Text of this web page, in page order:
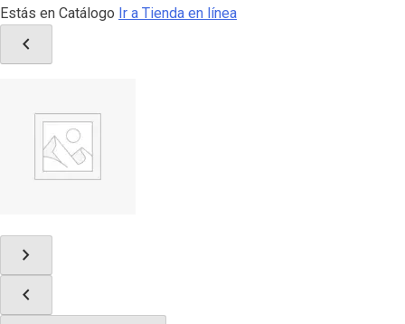
Estás en Catálogo Ir a Tienda en línea
chevron_left
chevron_right
chevron_left